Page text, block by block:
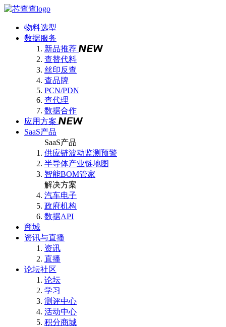
物料选型
数据服务
新品推荐
查替代料
丝印反查
查品牌
PCN/PDN
查代理
数据合作
应用方案
SaaS产品
SaaS产品
供应链波动监测预警
半导体产业链地图
智能BOM管家
解决方案
汽车电子
政府机构
数据API
商城
资讯与直播
资讯
直播
论坛社区
论坛
学习
测评中心
活动中心
积分商城